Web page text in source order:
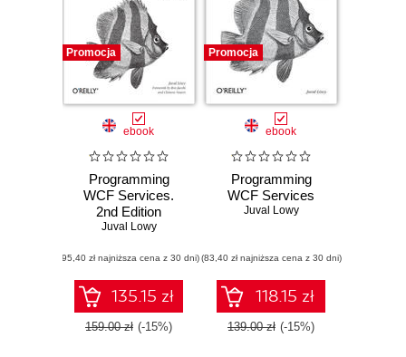
Promocja
ebook
Programming
WCF Services.
2nd Edition
Juval Lowy
(95,40 zł najniższa cena z 30 dni)
135.15 zł
159.00 zł (-15%)
Promocja
ebook
Programming
WCF Services
Juval Lowy
(83,40 zł najniższa cena z 30 dni)
118.15 zł
139.00 zł (-15%)